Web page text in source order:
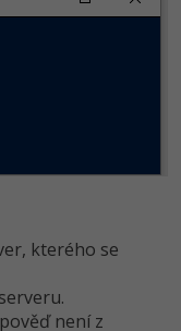
kterého se
není z